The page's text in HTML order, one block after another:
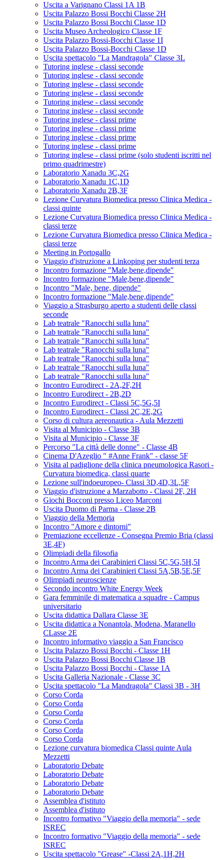
Uscita a Varignano Classi 1A 1B
Uscita Palazzo Bossi Bocchi Classe 2H
Uscita Palazzo Bossi Bocchi Classe 1D
Uscita Museo Archeologico Classe 1F
Uscita Palazzo Bossi-Bocchi Classe 1I
Uscita Palazzo Bossi-Bocchi Classe 1D
Uscita spettacolo "La Mandragola" Classe 3L
Tutoring inglese - classi seconde
Tutoring inglese - classi seconde
Tutoring inglese - classi seconde
Tutoring inglese - classi seconde
Tutoring inglese - classi seconde
Tutoring inglese - classi seconde
Tutoring inglese - classi prime
Tutoring inglese - classi prime
Tutoring inglese - classi prime
Tutoring inglese - classi prime
Tutoring inglese - classi prime (solo studenti iscritti nel
primo quadrimestre)
Laboratorio Xanadu 3C,2G
Laboratorio Xanadu 1C,1D
Laboratorio Xanadu 2B,3F
Lezione Curvatura Biomedica presso Clinica Medica -
classi quinte
Lezione Curvatura Biomedica presso Clinica Medica -
classi terze
Lezione Curvatura Biomedica presso Clinica Medica -
classi terze
Meeting in Portogallo
Viaggio d'istruzione a Linkoping per studenti terza
Incontro formazione "Male,bene,dipende"
Incontro formazione "Male,bene,dipende"
Incontro "Male, bene, dipende"
Incontro formazione "Male,bene,dipende"
Viaggio a Strasburgo aperto a studenti delle classi
seconde
Lab teatrale "Ranocchi sulla luna"
Lab teatrale "Ranocchi sulla luna"
Lab teatrale "Ranocchi sulla luna"
Lab teatrale "Ranocchi sulla luna"
Lab teatrale "Ranocchi sulla luna"
Lab teatrale "Ranocchi sulla luna"
Lab teatrale "Ranocchi sulla luna"
Incontro Eurodirect - 2A,2F,2H
Incontro Eurodirect - 2B,2D
Incontro Eurodirect - Classi 5C,5G,5I
Incontro Eurodirect - Classi 2C,2E,2G
Corso di cultura aereonautica - Aula Mezzetti
Visita al Municipio - Classe 3B
Visita al Municipio - Classe 3F
Percorso "La città delle donne" - Classe 4B
Cinema D'Azeglio " #Anne Frank" - classe 5F
Visita al padiglione della clinica pneumologica Rasori -
Curvatura biomedica, classi quarte
Lezione sull'indoeuropeo- Classi 3D,4D,3L,5F
Viaggio d'istruzione a Marzabotto - Classi 2F, 2H
Giochi Bocconi presso Liceo Marconi
Uscita Duomo di Parma - Classe 2B
Viaggio della Memoria
Incontro "Amore e dintorni"
Premiazione eccellenze - Consegna Premio Bria (classi
3E,4F)
Olimpiadi della filosofia
Incontro Arma dei Carabinieri Classi 5C,5G,5H,5I
Incontro Arma dei Carabinieri Classi 5A,5B,5E,5F
Olimpiadi neuroscienze
Secondo incontro White Energy Week
Gara femminile di matematica a squadre - Campus
universitario
Uscita didattica Dallara Classe 3E
Uscita didattica a Nonantola, Modena, Maranello
CLasse 2E
Incontro informativo viaggio a San Francisco
Uscita Palazzo Bossi Bocchi - Classe 1H
Uscita Palazzo Bossi Bocchi Classe 1B
Uscita Palazzo Bossi Bocchi - Classe 1A
Uscita Galleria Nazionale - Classe 3C
Uscita spettacolo "La Mandragola" Classi 3B - 3H
Corso Corda
Corso Corda
Corso Corda
Corso Corda
Corso Corda
Corso Corda
Lezione curvatura biomedica Classi quinte Aula
Mezzetti
Laboratorio Debate
Laboratorio Debate
Laboratorio Debate
Laboratorio Debate
Assemblea d'istituto
Assemblea d'istituto
Incontro formativo "Viaggio della memoria" - sede
ISREC
Incontro formativo "Viaggio della memoria" - sede
ISREC
Uscita spettacolo "Grease" -Classi 2A,1H,2H